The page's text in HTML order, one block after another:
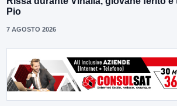
Pio
7 AGOSTO 2026